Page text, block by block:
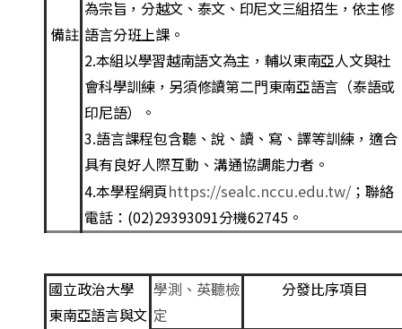
備註
為宗旨，分越文、泰文、印尼文三組招⽣，依主修
語⾔分班上課。
2.本組以學習越南語文為主，輔以東南亞⼈文與社
會科學訓練，另須修讀第⼆⾨東南亞語⾔ （泰語或
印尼語）
。
3.語⾔課程包含聽、說、讀、寫、譯等訓練，適合
具有良好⼈際互動、溝通協調能⼒者。
4.本學程網頁https://sealc.nccu.edu.tw/ ；聯絡
電話：(02)29393091分機62745。
國立政治大學
東南亞語言與文
學測、英聽檢
定
分發比序項目